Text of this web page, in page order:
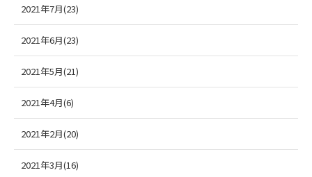
2021年7月(23)
2021年6月(23)
2021年5月(21)
2021年4月(6)
2021年2月(20)
2021年3月(16)